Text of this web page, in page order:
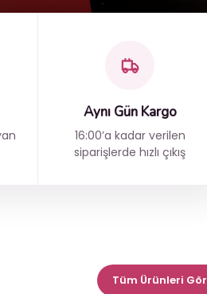
Aynı Gün Kargo
16:00’a kadar verilen
siparişlerde hızlı çıkış
Tüm Ürünleri Gör